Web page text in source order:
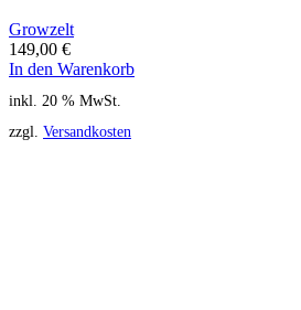
Growzelt
149,00 €
In den Warenkorb
inkl. 20 % MwSt.
zzgl. Versandkosten